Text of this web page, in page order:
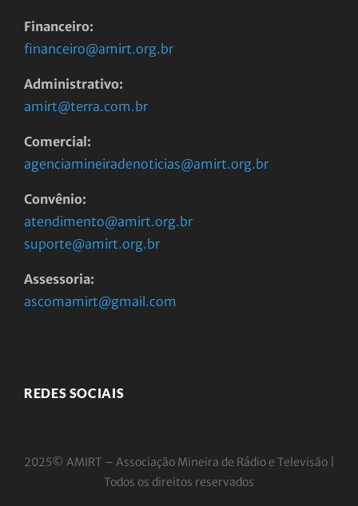
Financeiro:
financeiro@amirt.org.br
Administrativo:
amirt@terra.com.br
Comercial:
agenciamineiradenoticias@amirt.org.br
Convênio:
atendimento@amirt.org.br
suporte@amirt.org.br
Assessoria:
ascomamirt@gmail.com
REDES SOCIAIS
2025© AMIRT – Associação Mineira de Rádio e Televisão |
Todos os direitos reservados